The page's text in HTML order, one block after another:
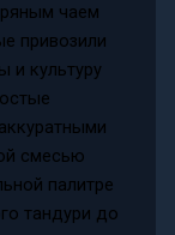
чаем
привозили
и культуру
смесью
палитре
тандури до